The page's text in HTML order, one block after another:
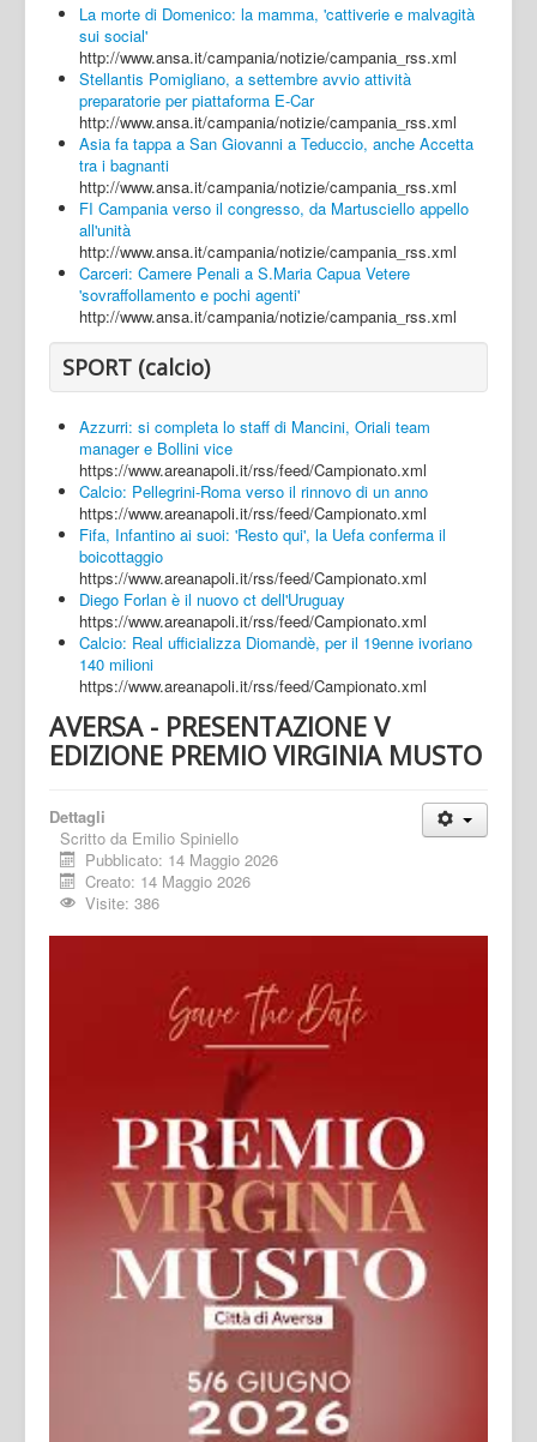
La morte di Domenico: la mamma, 'cattiverie e malvagità
sui social'
http://www.ansa.it/campania/notizie/campania_rss.xml
Stellantis Pomigliano, a settembre avvio attività
preparatorie per piattaforma E-Car
http://www.ansa.it/campania/notizie/campania_rss.xml
Asia fa tappa a San Giovanni a Teduccio, anche Accetta
tra i bagnanti
http://www.ansa.it/campania/notizie/campania_rss.xml
FI Campania verso il congresso, da Martusciello appello
all'unità
http://www.ansa.it/campania/notizie/campania_rss.xml
Carceri: Camere Penali a S.Maria Capua Vetere
'sovraffollamento e pochi agenti'
http://www.ansa.it/campania/notizie/campania_rss.xml
SPORT (calcio)
Azzurri: si completa lo staff di Mancini, Oriali team
manager e Bollini vice
https://www.areanapoli.it/rss/feed/Campionato.xml
Calcio: Pellegrini-Roma verso il rinnovo di un anno
https://www.areanapoli.it/rss/feed/Campionato.xml
Fifa, Infantino ai suoi: 'Resto qui', la Uefa conferma il
boicottaggio
https://www.areanapoli.it/rss/feed/Campionato.xml
Diego Forlan è il nuovo ct dell'Uruguay
https://www.areanapoli.it/rss/feed/Campionato.xml
Calcio: Real ufficializza Diomandè, per il 19enne ivoriano
140 milioni
https://www.areanapoli.it/rss/feed/Campionato.xml
AVERSA - PRESENTAZIONE V
EDIZIONE PREMIO VIRGINIA MUSTO
Dettagli
Scritto da Emilio Spiniello
Pubblicato: 14 Maggio 2026
Creato: 14 Maggio 2026
Visite: 386